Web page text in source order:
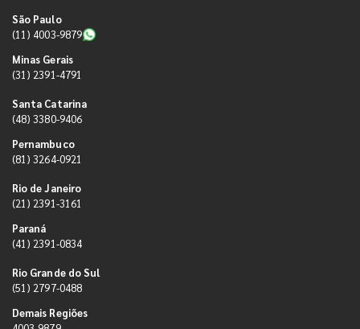
São Paulo
(11) 4003-9879
Minas Gerais
(31) 2391-4791
Santa Catarina
(48) 3380-9406
Pernambuco
(81) 3264-0921
Rio de Janeiro
(21) 2391-3161
Paraná
(41) 2391-0834
Rio Grande do Sul
(51) 2797-0488
Demais Regiões